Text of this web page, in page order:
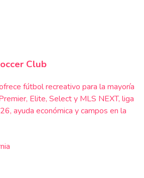
Club
fútbol recreativo para la mayoría
Elite, Select y MLS NEXT, liga
ayuda económica y campos en la